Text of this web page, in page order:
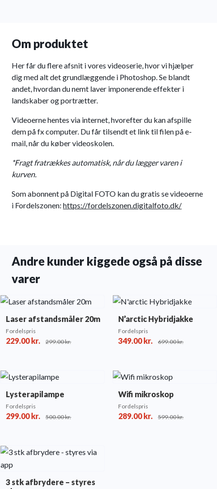
Om produktet
Her får du flere afsnit i vores videoserie, hvor vi hjælper
dig med alt det grundlæggende i Photoshop. Se blandt
andet, hvordan du nemt laver imponerende effekter i
landskaber og portrætter.
Videoerne hentes via internet, hvorefter du kan afspille
dem på fx computer. Du får tilsendt et link til filen på e-
mail, når du køber videoskolen.
*Fragt fratrækkes automatisk, når du lægger varen i
kurven.
Som abonnent på Digital FOTO kan du gratis se videoerne
i Fordelszonen: https://fordelszonen.digitalfoto.dk/
Andre kunder kiggede også på disse
varer
Laser afstandsmåler 20m
Fordelspris
229.00kr. 299.00kr.
N’arctic Hybridjakke
Fordelspris
349.00kr. 699.00kr.
Lysterapilampe
Fordelspris
299.00kr. 500.00kr.
Wifi mikroskop
Fordelspris
289.00kr. 599.00kr.
3 stk afbrydere – styres